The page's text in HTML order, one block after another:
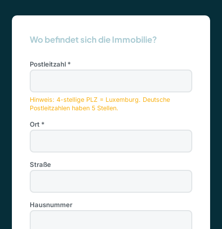
Wo befindet sich die Immobilie?
Postleitzahl *
Hinweis: 4-stellige PLZ = Luxemburg. Deutsche
Postleitzahlen haben 5 Stellen.
Ort *
Straße
Hausnummer